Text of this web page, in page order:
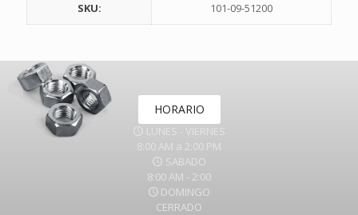
SKU: 101-09-51200
HORARIO
LUNES - VIERNES
8:00 AM a 2:00 PM
SABADO
8:00 AM - 2:00
DOMINGO
CERRADO